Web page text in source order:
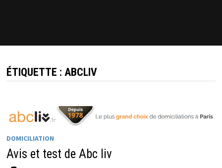
ÉTIQUETTE : ABCLIV
DOMICILIATION
Avis et test de Abc liv